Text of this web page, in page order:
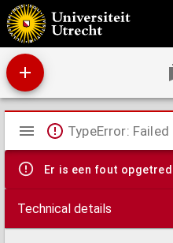
De hut bij de Hoofdkerk
Mirador
viewer
TypeError:
Er is een fout
Technical details